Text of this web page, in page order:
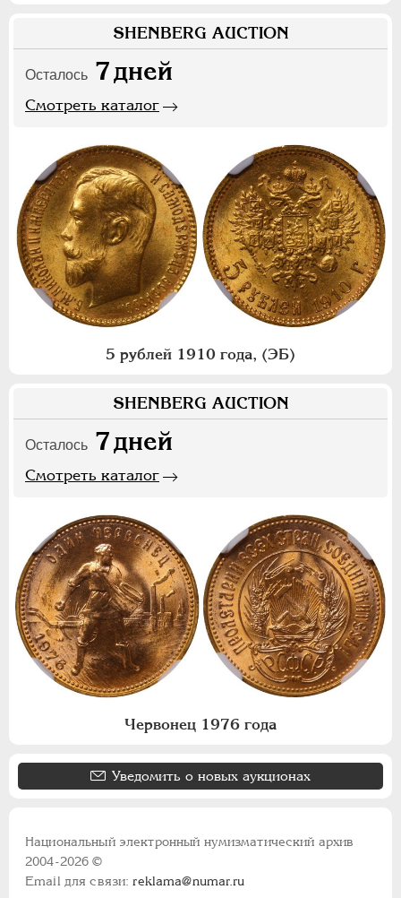
SHENBERG AUCTION
Осталось 7дней
Смотреть каталог
5 рублей 1910 года, (ЭБ)
SHENBERG AUCTION
Осталось 7дней
Смотреть каталог
Червонец 1976 года
Уведомить о новых аукционах
Национальный электронный нумизматический архив
2004-2026 ©
Email для связи:reklama@numar.ru